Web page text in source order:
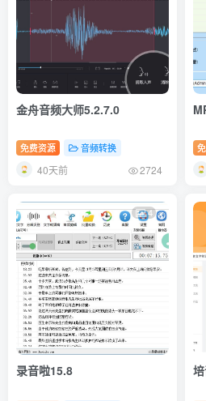
金舟音频大师5.2.7.0
免费资源 音频转换
40天前 2724
4
录音啦15.8